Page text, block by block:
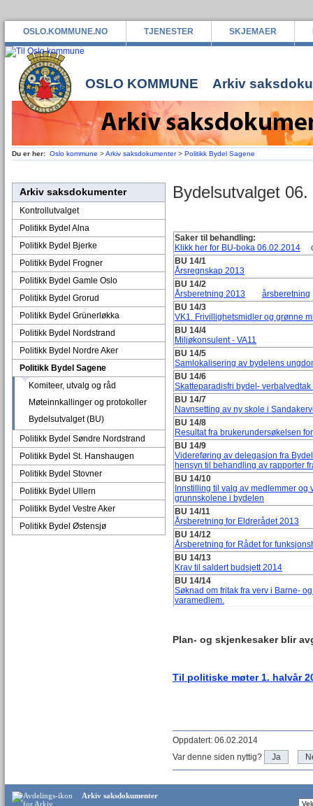
OSLO.KOMMUNE.NO TJENESTER SKJEMAER
OSLO KOMMUNE Arkiv
Du er her: Oslo kommune >Arkiv saksdokumenter> Politikk Bydel Sagene
Arkiv saksdokumenter
Kontrollutvalget
Politikk Bydel Alna
Politikk Bydel Bjerke
Politikk Bydel Frogner
Politikk Bydel Gamle Oslo
Politikk Bydel Grorud
Politikk Bydel Grünerløkka
Politikk Bydel Nordstrand
Politikk Bydel Nordre Aker
Politikk Bydel Sagene
Komiteer, utvalg og råd
Møteinnkallinger og protokoller
Bydelsutvalget (BU)
Politikk Bydel Søndre Nordstrand
Politikk Bydel St. Hanshaugen
Politikk Bydel Stovner
Politikk Bydel Ullern
Politikk Bydel Vestre Aker
Politikk Bydel Østensjø
Bydelsutvalget
Saker til behandling:
Klikk her for BU-boka 06.02.2014
BU 14/1
Årsregnskap 2013
BU 14/2
Årsberetning 2013
årsberetning
BU 14/3
VK1. Frivillighetsmidler og grønne
BU 14/4
Miljøkonsulent - VA11
BU 14/5
Samlokalisering av bydelens
BU 14/6
Skatteparadisfri bydel- verbalvedtak
BU 14/7
Navnsetting av ny skole i
BU 14/8
Resultat fra brukerundersøkelsen
BU 14/9
Videreføring av delegasjon fra
hensyn til behandling av rapporter
BU 14/10
Innstilling til valg av medlemmer og
grunnskolene i bydelen
BU 14/11
Årsberetning for Eldrerådet 2013
BU 14/12
Årsberetning for Rådet for
BU 14/13
Krav til saldert budsjett 2014
BU 14/14
Søknad om fritak fra verv i Barne-
varamedlem.
Plan- og skjenkesaker blir
Til politiske møter 1. halvår
Oppdatert: 06.02.2014
Var denne siden nyttig?
Ja
Arkiv saksdokumenter